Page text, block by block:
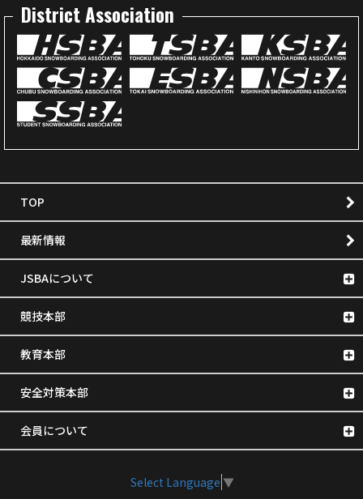
District Association
TOP
最新情報
JSBAについて
競技本部
教育本部
安全対策本部
会員について
Select Language ▼